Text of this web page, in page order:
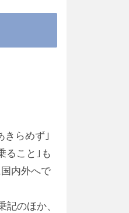
きらめず｣
ること｣も
内外へで
記のほか、